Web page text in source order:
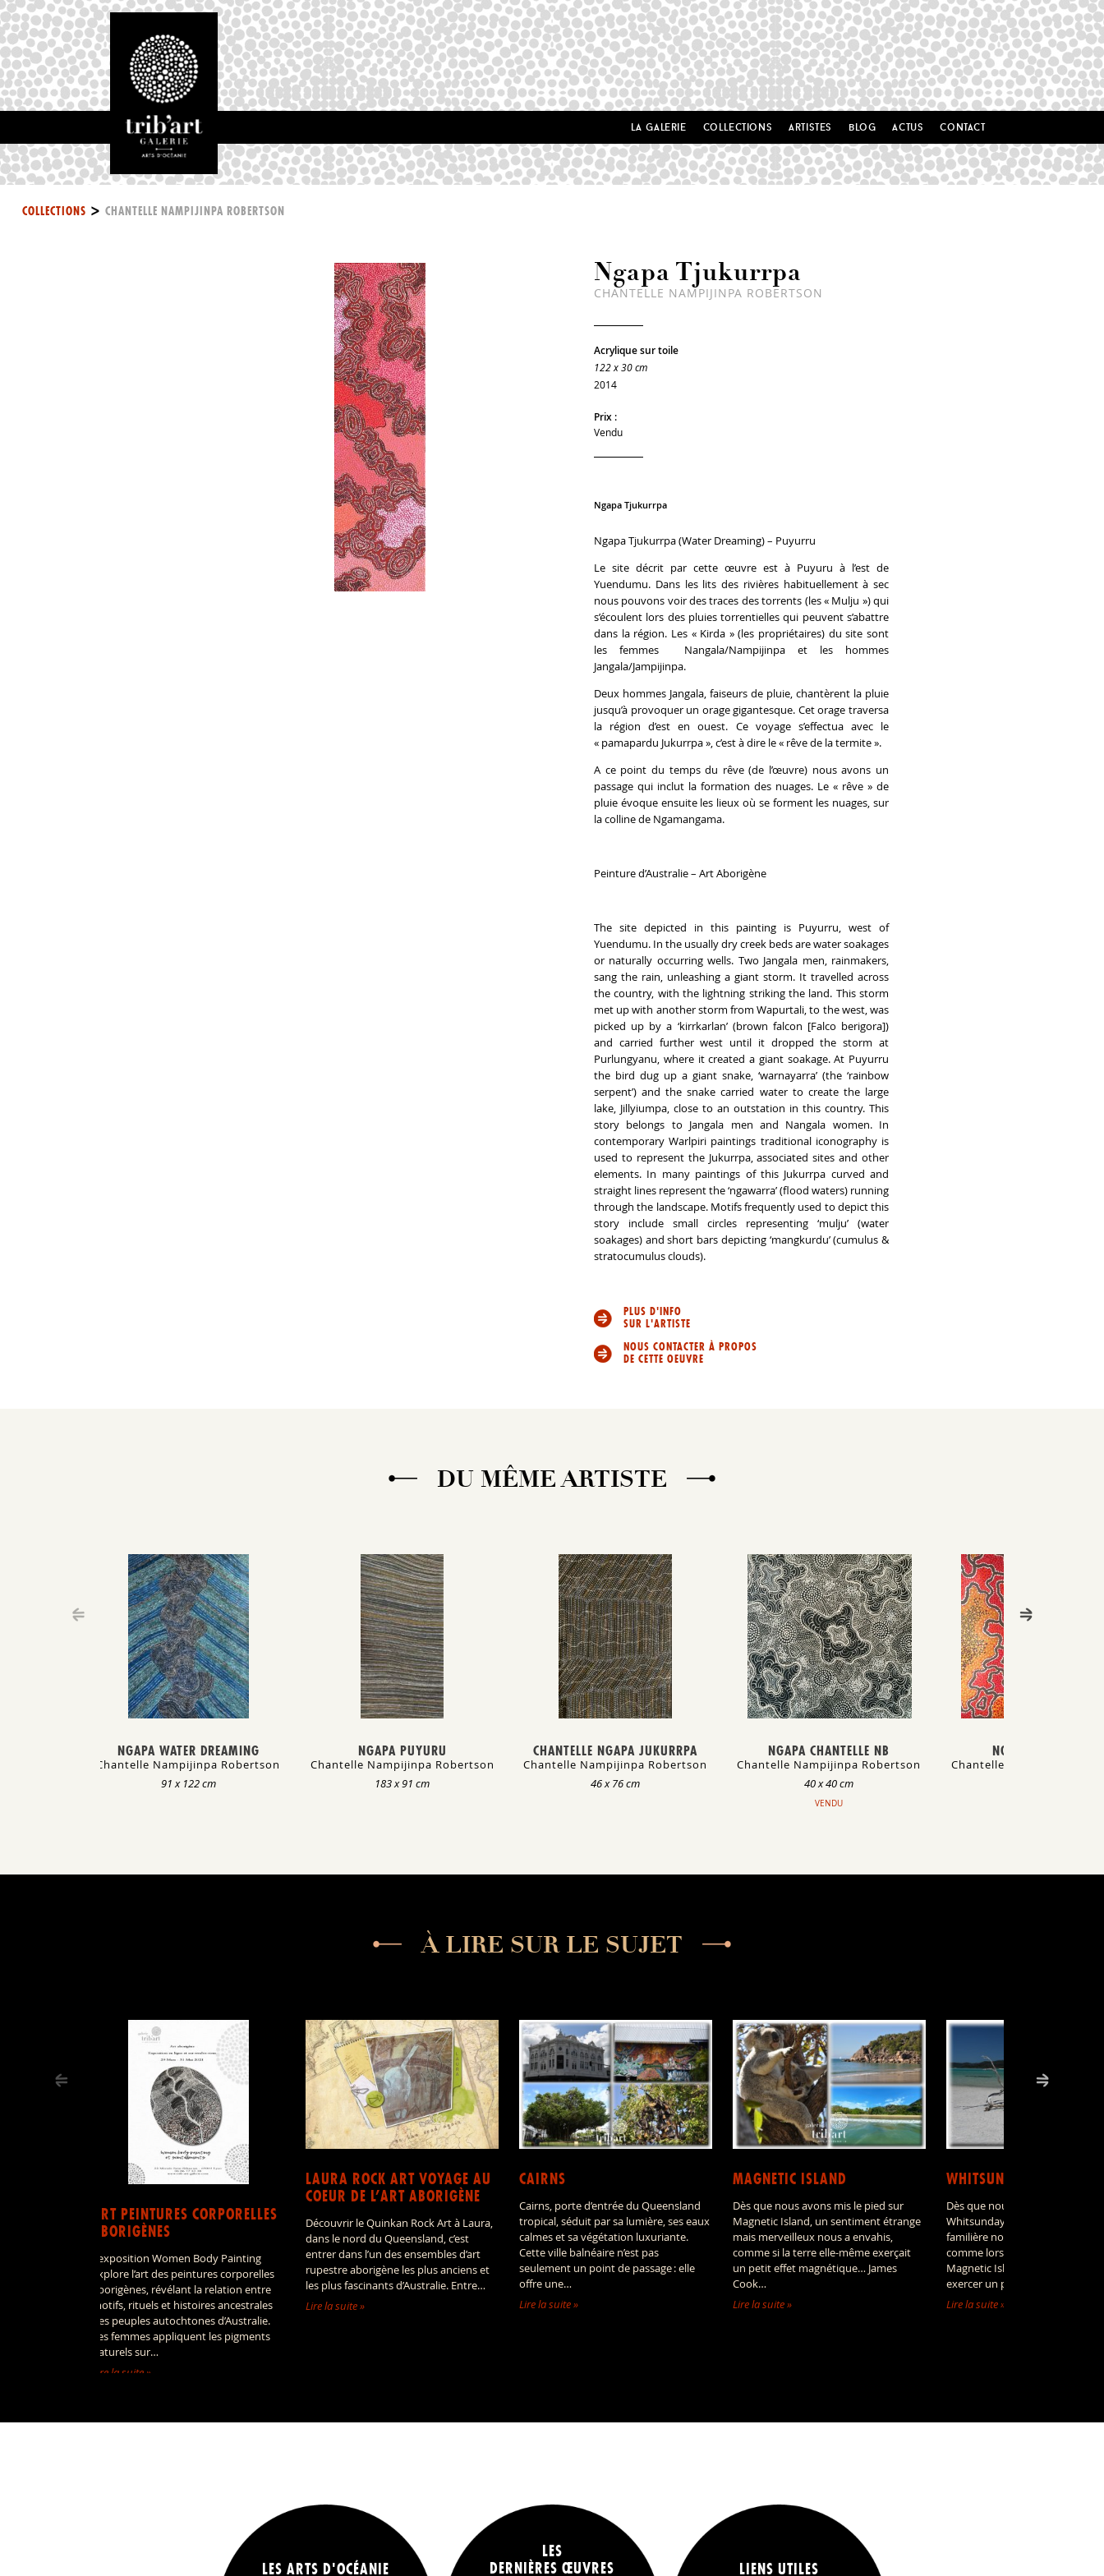
la galerie collections artistes blog actus contact
COLLECTIONS > CHANTELLE NAMPIJINPA ROBERTSON
Ngapa Tjukurrpa
CHANTELLE NAMPIJINPA ROBERTSON
Acrylique sur toile
122 x 30 cm
2014
Prix :
Vendu
Ngapa Tjukurrpa
Ngapa Tjukurrpa (Water Dreaming) – Puyurru
Le site décrit par cette œuvre est à Puyuru à l’est de
Yuendumu. Dans les lits des rivières habituellement à sec
nous pouvons voir des traces des torrents (les « Mulju ») qui
s’écoulent lors des pluies torrentielles qui peuvent s’abattre
dans la région. Les « Kirda » (les propriétaires) du site sont
les femmes Nangala/Nampijinpa et les hommes
Jangala/Jampijinpa.
Deux hommes Jangala, faiseurs de pluie, chantèrent la pluie
jusqu’à provoquer un orage gigantesque. Cet orage traversa
la région d’est en ouest. Ce voyage s’effectua avec le
« pamapardu Jukurrpa », c’est à dire le « rêve de la termite ».
A ce point du temps du rêve (de l’œuvre) nous avons un
passage qui inclut la formation des nuages. Le « rêve » de
pluie évoque ensuite les lieux où se forment les nuages, sur
la colline de Ngamangama.
Peinture d’Australie – Art Aborigène
The site depicted in this painting is Puyurru, west of
Yuendumu. In the usually dry creek beds are water soakages
or naturally occurring wells. Two Jangala men, rainmakers,
sang the rain, unleashing a giant storm. It travelled across
the country, with the lightning striking the land. This storm
met up with another storm from Wapurtali, to the west, was
picked up by a ‘kirrkarlan’ (brown falcon [Falco berigora])
and carried further west until it dropped the storm at
Purlungyanu, where it created a giant soakage. At Puyurru
the bird dug up a giant snake, ‘warnayarra’ (the ‘rainbow
serpent’) and the snake carried water to create the large
lake, Jillyiumpa, close to an outstation in this country. This
story belongs to Jangala men and Nangala women. In
contemporary Warlpiri paintings traditional iconography is
used to represent the Jukurrpa, associated sites and other
elements. In many paintings of this Jukurrpa curved and
straight lines represent the ‘ngawarra’ (flood waters) running
through the landscape. Motifs frequently used to depict this
story include small circles representing ‘mulju’ (water
soakages) and short bars depicting ‘mangkurdu’ (cumulus &
stratocumulus clouds).
PLUS D'INFO
SUR L'ARTISTE
NOUS CONTACTER À PROPOS
DE CETTE OEUVRE
DU MÊME ARTISTE
NGAPA WATER DREAMING
Chantelle Nampijinpa Robertson
91 x 122 cm
NGAPA PUYURU
Chantelle Nampijinpa Robertson
183 x 91 cm
CHANTELLE NGAPA JUKURRPA
Chantelle Nampijinpa Robertson
46 x 76 cm
NGAPA CHANTELLE NB
Chantelle Nampijinpa Robertson
40 x 40 cm
VENDU
NGAPA CHANTELLE
Chantelle Nampijinpa
À LIRE SUR LE SUJET
ART PEINTURES CORPORELLES
ABORIGÈNES
L’exposition Women Body Painting
explore l’art des peintures corporelles
aborigènes, révélant la relation entre
motifs, rituels et histoires ancestrales
des peuples autochtones d’Australie.
Les femmes appliquent les pigments
naturels sur…
Lire la suite »
LAURA ROCK ART VOYAGE AU
COEUR DE L’ART ABORIGÈNE
Découvrir le Quinkan Rock Art à Laura,
dans le nord du Queensland, c’est
entrer dans l’un des ensembles d’art
rupestre aborigène les plus anciens et
les plus fascinants d’Australie. Entre…
Lire la suite »
CAIRNS
Cairns, porte d’entrée du Queensland
tropical, séduit par sa lumière, ses eaux
calmes et sa végétation luxuriante.
Cette ville balnéaire n’est pas
seulement un point de passage : elle
offre une…
Lire la suite »
MAGNETIC ISLAND
Dès que nous avons mis le pied sur
Magnetic Island, un sentiment étrange
mais merveilleux nous a envahis,
comme si la terre elle-même exerçait
un petit effet magnétique… James
Cook…
Lire la suite »
WHITSUNDAY ISLAND
Dès que nous avons approché
Whitsunday Island, une
familière nous a envahis : un
comme lors de notre passage à
Magnetic Island, cette île semble
exercer un petit effet…
Lire la suite »
LES ARTS D'OCÉANIE
LES
DERNIÈRES ŒUVRES
LIENS UTILES